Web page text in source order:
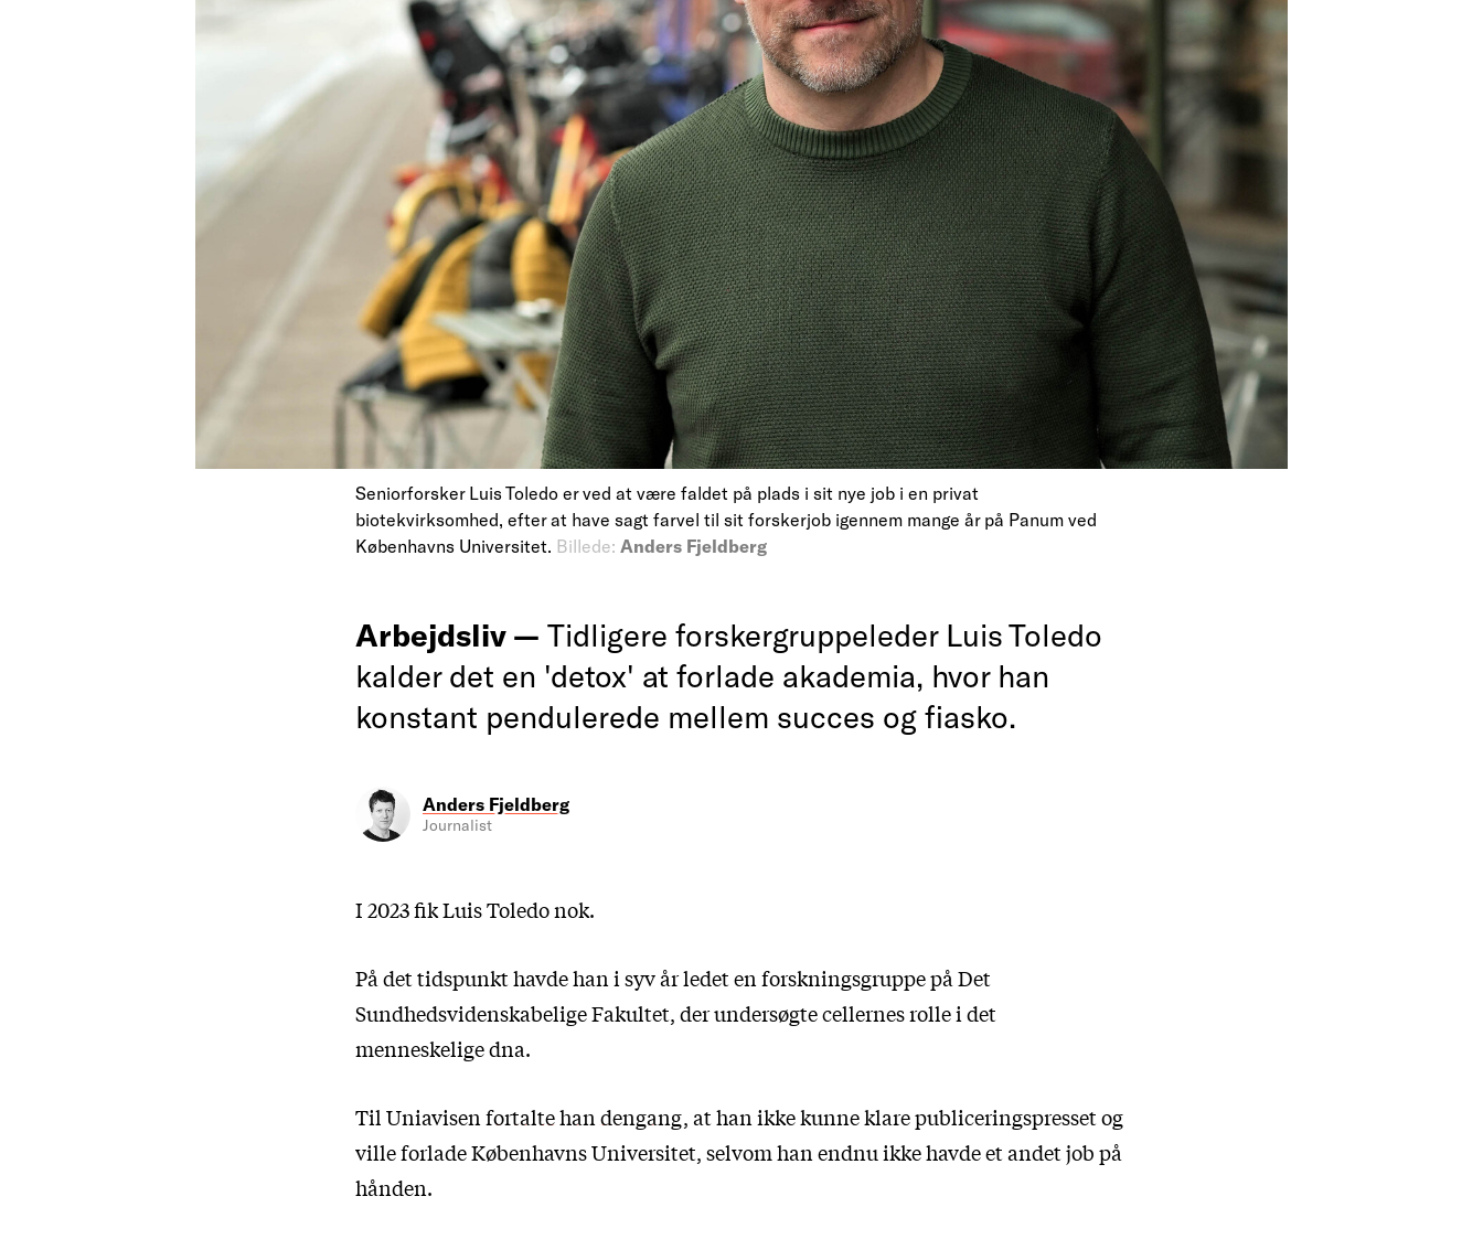
Seniorforsker Luis Toledo er ved at være faldet på plads i sit nye job i en privat
biotekvirksomhed, efter at have sagt farvel til sit forskerjob igennem mange år på Panum ved
Københavns Universitet. Billede: Anders Fjeldberg
Arbejdsliv — Tidligere forskergruppeleder Luis Toledo
kalder det en 'detox' at forlade akademia, hvor han
konstant pendulerede mellem succes og fiasko.
Anders Fjeldberg
Journalist
I 2023 fik Luis Toledo nok.
På det tidspunkt havde han i syv år ledet en forskningsgruppe på Det
Sundhedsvidenskabelige Fakultet, der undersøgte cellernes rolle i det
menneskelige dna.
Til Uniavisenfortalte han dengang, at han ikke kunne klare publiceringspresset og
ville forlade Københavns Universitet, selvom han endnu ikke havde et andet job på
hånden.